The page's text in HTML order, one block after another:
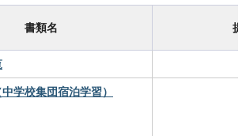
書類名 提
学校集団宿泊学習）